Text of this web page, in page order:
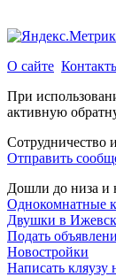
О сайте
При
активную
Сотрудничество
Отправить
Дошли до низа и
Однокомнатные
Двушки в
Подать
Новостройки
Написать кляузу